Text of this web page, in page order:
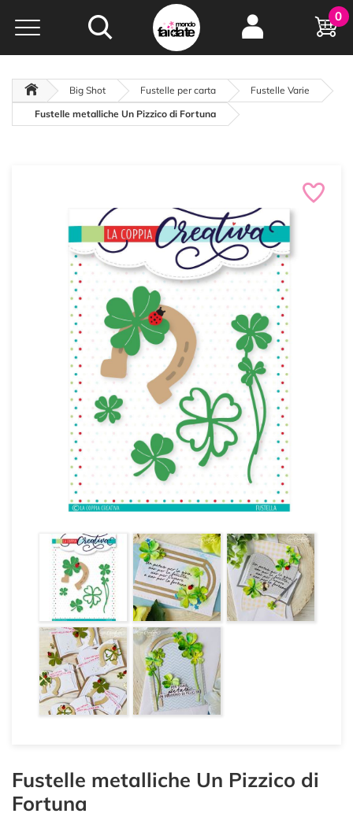
Hobby e
creatività...
oltre 15 anni online
0
Big Shot Fustelle per carta
Fustelle Varie
Fustelle metalliche Un Pizzico di Fortuna
Fustelle metalliche Un Pizzico di
Fortuna